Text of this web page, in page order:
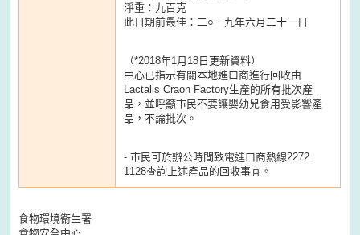
淨重：九百克
此日期前最佳：二○一九年六月二十一日
（*2018年1月18日更新資料）
中心已指示有關本地進口商進行回收由
Lactalis Craon Factory生產的所有批次產
品，並呼籲市民不要讓嬰幼兒食用受影響產
品，不論批次。
- 市民可於辦公時間致電進口商熱線2272
1128查詢上述產品的回收事宜。
食物環境衞生署